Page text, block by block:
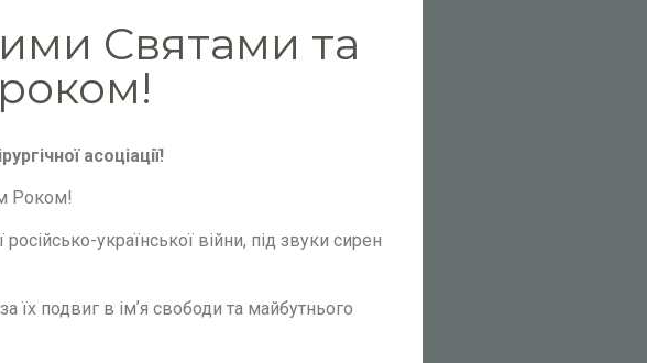
Святами та
асоціації!
Роком!
української війни, під звуки сирен
подвиг в імʼя свободи та майбутнього